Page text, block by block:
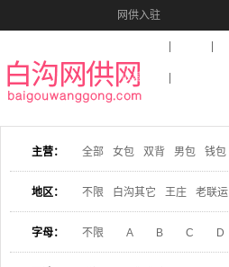
网供入驻
收藏本站
主营： 全部 女包 双背 男包 钱包
地区： 不限 白沟其它 王庄 老联运
字母： 不限 A B C D